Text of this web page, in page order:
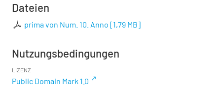
Dateien
prima von Num. 10. Anno [1,79 MB]
Nutzungsbedingungen
LIZENZ
Public Domain Mark 1.0